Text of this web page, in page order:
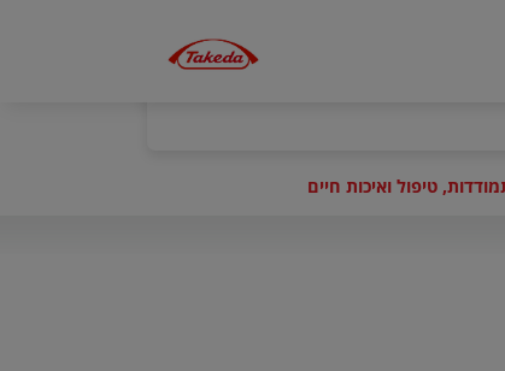
טיפול ואיכות חיים